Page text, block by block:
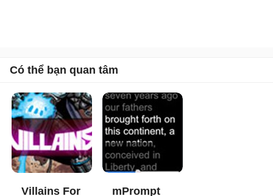
Có thể bạn quan tâm
Villains For
mPrompt